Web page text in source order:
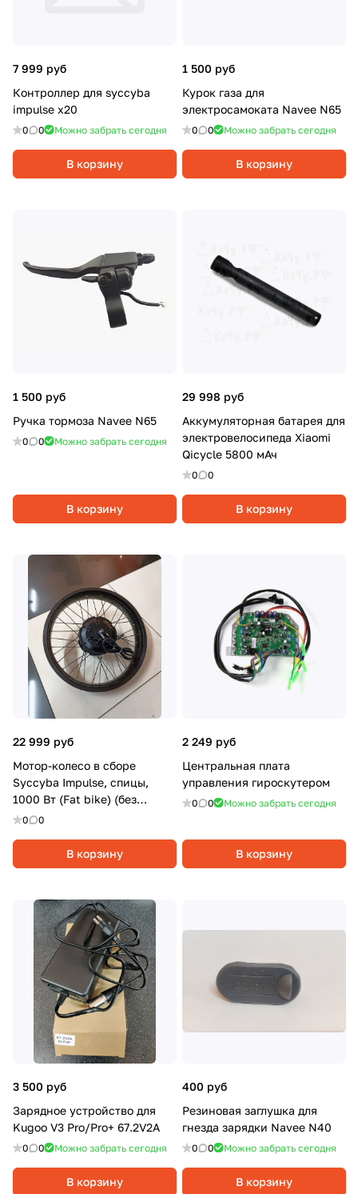
7 999 руб
Контроллер для syccyba
impulse x20
0 0 Можно забрать сегодня
В корзину
1 500 руб
Курок газа для
электросамоката Navee N65
0 0 Можно забрать сегодня
В корзину
1 500 руб
Ручка тормоза Navee N65
0 0 Можно забрать сегодня
В корзину
29 998 руб
Аккумуляторная батарея для
электровелосипеда Xiaomi
Qicycle 5800 мАч
0 0
В корзину
22 999 руб
Мотор-колесо в сборе
Syccyba Impulse, спицы,
1000 Вт (Fat bike) (без
покрышки)
0 0
В корзину
2 249 руб
Центральная плата
управления гироскутером
0 0 Можно забрать сегодня
В корзину
3 500 руб
Зарядное устройство для
Kugoo V3 Pro/Pro+ 67.2V2A
0 0 Можно забрать сегодня
В корзину
400 руб
Резиновая заглушка для
гнезда зарядки Navee N40
0 0 Можно забрать сегодня
В корзину